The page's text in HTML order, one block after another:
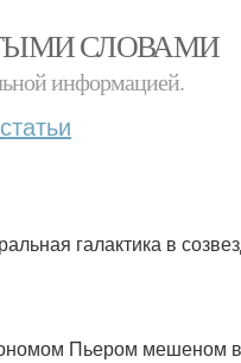
СЛОВАМИ
информацией.
статьи
галактика в
Пьером мешеном